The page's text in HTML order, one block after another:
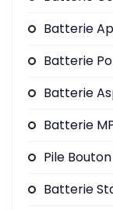
Batterie
Batterie
Batterie
Batterie
Pile Bouton
Batterie